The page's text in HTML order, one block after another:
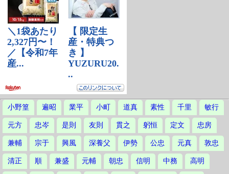
小野篁 遍昭 業平 小町 道真 素性 千里 敏行
元方 忠岑 是則 友則 貫之 躬恒 定文 忠房
兼輔 宗于 興風 深養父 伊勢 公忠 元真 敦忠
清正 順 兼盛 元輔 朝忠 信明 中務 高明